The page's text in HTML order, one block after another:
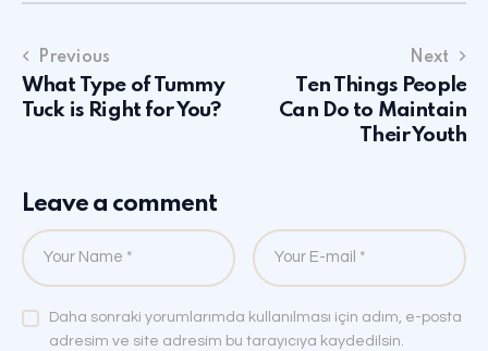
Previous
What Type of Tummy
Tuck is Right for You?
Next
Ten Things People
Can Do to Maintain
Their Youth
Leave a comment
Daha sonraki yorumlarımda kullanılması için adım, e-posta
adresim ve site adresim bu tarayıcıya kaydedilsin.